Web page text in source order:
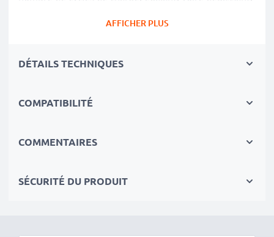
chacune de nos batteries de remplacement fait l'objet
respecter les normes de l'UE et de les dépasser.
l'environnement. Non seulement cela vous permet
AFFICHER PLUS
DÉTAILS TECHNIQUES
COMPATIBILITÉ
COMMENTAIRES
SÉCURITÉ DU PRODUIT